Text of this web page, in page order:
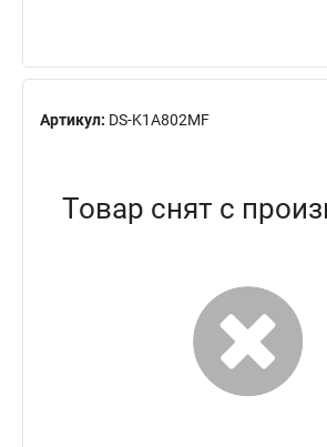
Артикул: DS-K1A802MF
Товар снят с